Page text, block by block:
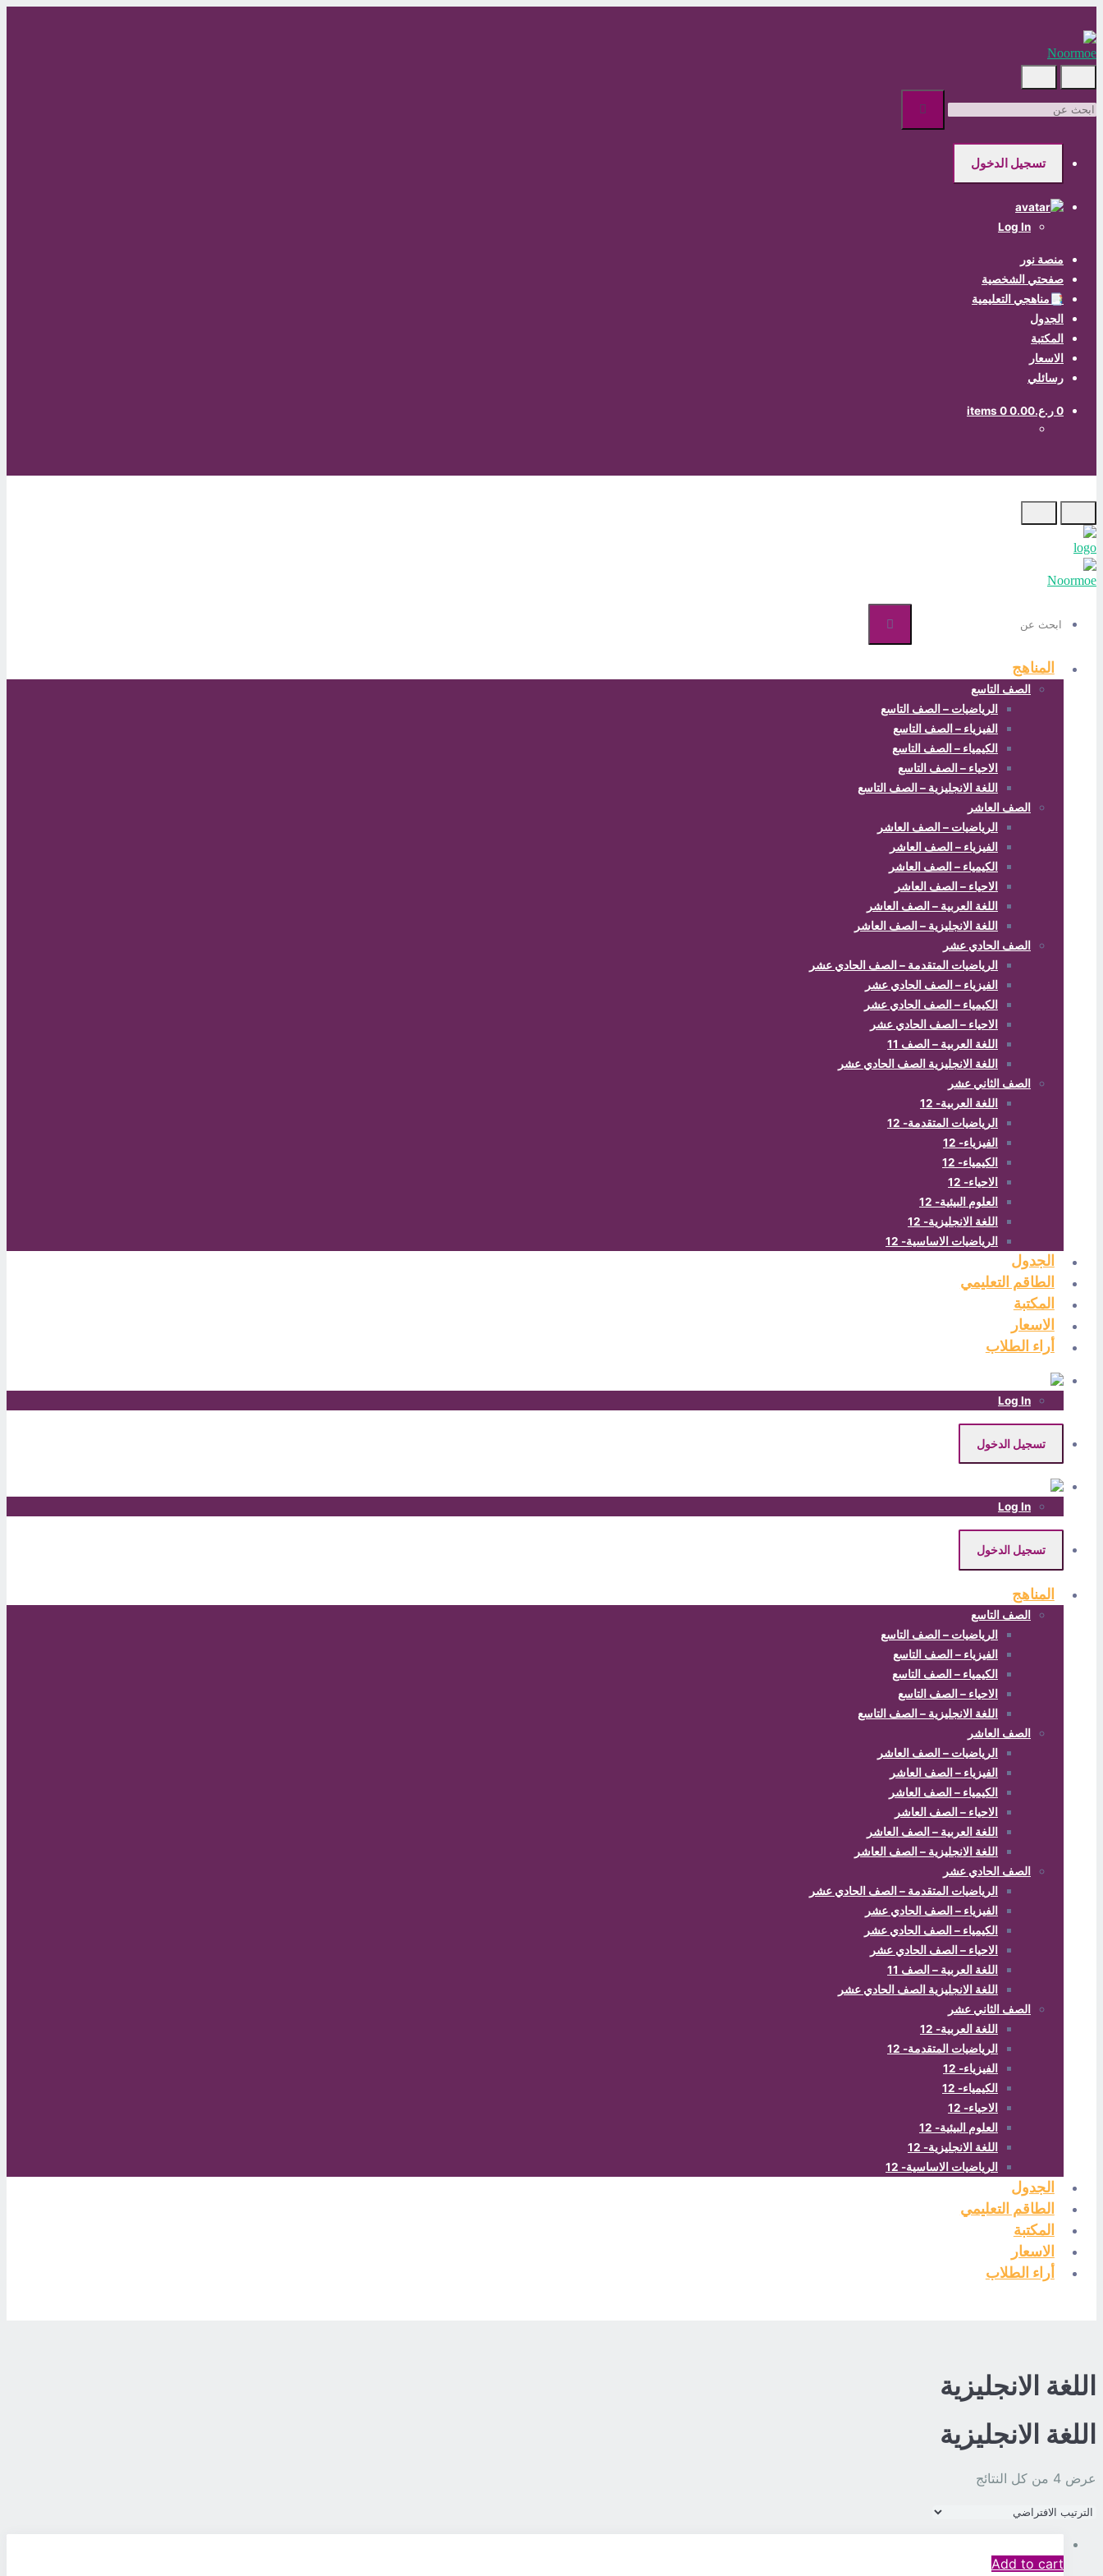
to
main
عن
تسجيل الدخول
Log In
منصة نور
صفحتي الشخصية
📑مناهجي التعليمية
الجدول
المكتبة
الاسعار
رسائلي
0ر.ع.0.00 0 items
عن
المناهج
الصف التاسع
الرياضيات – الصف التاسع
الفيزياء – الصف التاسع
الكيمياء – الصف التاسع
الاحياء – الصف التاسع
اللغة الانجليزية – الصف التاسع
الصف العاشر
الرياضيات – الصف العاشر
الفيزياء – الصف العاشر
الكيمياء – الصف العاشر
الاحياء – الصف العاشر
اللغة العربية – الصف العاشر
اللغة الانجليزية – الصف العاشر
الصف الحادي عشر
الرياضيات المتقدمة – الصف الحادي عشر
الفيزياء – الصف الحادي عشر
الكيمياء – الصف الحادي عشر
الاحياء – الصف الحادي عشر
اللغة العربية – الصف 11
اللغة الانجليزية الصف الحادي عشر
الصف الثاني عشر
اللغة العربية- 12
الرياضيات المتقدمة- 12
الفيزياء- 12
الكيمياء- 12
الاحياء- 12
العلوم البيئية- 12
اللغة الانجليزية- 12
الرياضيات الاساسية- 12
الجدول
الطاقم التعليمي
المكتبة
الاسعار
أراء الطلاب
Log In
تسجيل الدخول
Log In
تسجيل الدخول
المناهج
الصف التاسع
الرياضيات – الصف التاسع
الفيزياء – الصف التاسع
الكيمياء – الصف التاسع
الاحياء – الصف التاسع
اللغة الانجليزية – الصف التاسع
الصف العاشر
الرياضيات – الصف العاشر
الفيزياء – الصف العاشر
الكيمياء – الصف العاشر
الاحياء – الصف العاشر
اللغة العربية – الصف العاشر
اللغة الانجليزية – الصف العاشر
الصف الحادي عشر
الرياضيات المتقدمة – الصف الحادي عشر
الفيزياء – الصف الحادي عشر
الكيمياء – الصف الحادي عشر
الاحياء – الصف الحادي عشر
اللغة العربية – الصف 11
اللغة الانجليزية الصف الحادي عشر
الصف الثاني عشر
اللغة العربية- 12
الرياضيات المتقدمة- 12
الفيزياء- 12
الكيمياء- 12
الاحياء- 12
العلوم البيئية- 12
اللغة الانجليزية- 12
الرياضيات الاساسية- 12
الجدول
الطاقم التعليمي
المكتبة
الاسعار
أراء الطلاب
اللغة الانجليزية
اللغة الانجليزية
عرض ⁦4⁩ من كل النتائج
Add to cart